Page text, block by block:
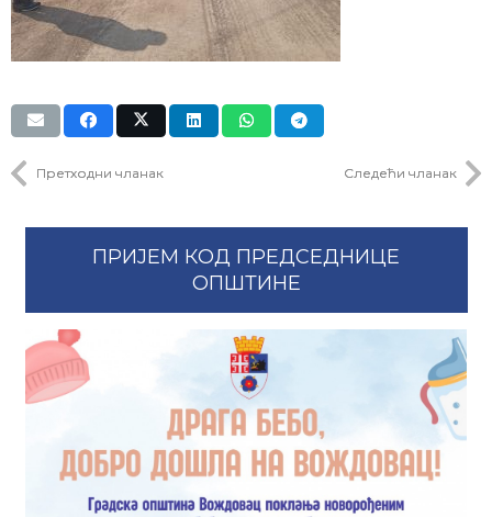
Претходни чланак Следећи чланак
ПРИЈЕМ КОД ПРЕДСЕДНИЦЕ
ОПШТИНЕ